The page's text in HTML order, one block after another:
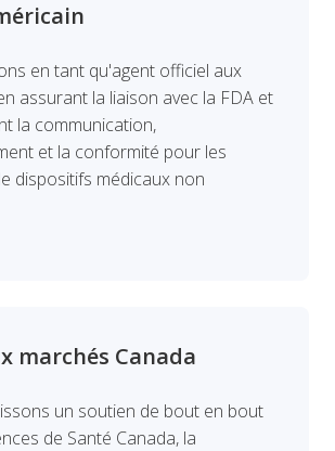
en tant qu'agent officiel aux
assurant la liaison avec la FDA et
la communication,
et la conformité pour les
dispositifs médicaux non
marchés Canada
un soutien de bout en bout
de Santé Canada, la